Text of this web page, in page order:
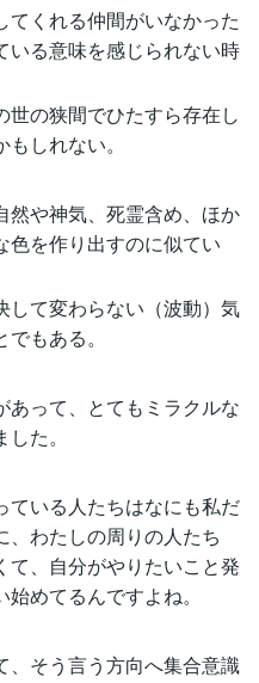
てくれる仲間がいなかった
いる意味を感じられない時
世の狭間でひたすら存在し
しれない。
然や神気、死霊含め、ほか
色を作り出すのに似てい
して変わらない（波動）気
もある。
あって、とてもミラクルな
た。
ている人たちはなにも私だ
、わたしの周りの人たち
て、自分がやりたいこと発
めてるんですよね。
、そう言う方向へ集合意識